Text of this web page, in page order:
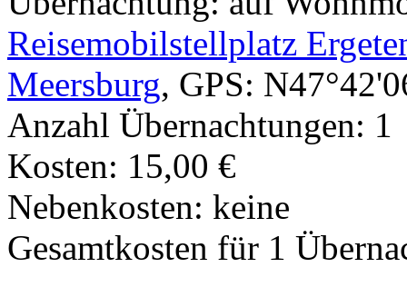
Reisemobilstellplatz
Meersburg, GPS:
Anzahl Übernachtungen: 1
Kosten: 15,00 €
Nebenkosten: keine
Gesamtkosten für 1